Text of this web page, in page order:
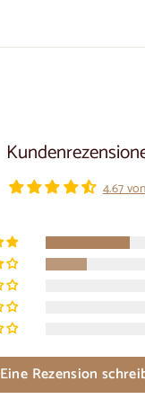
4.67
Eine Rezension